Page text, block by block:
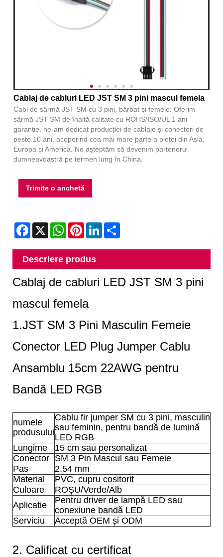
Cablaj de cabluri LED JST SM 3 pini mascul femela
Cabl de sârmă JST SM cu 3 pini, bărbat și femeie: Oferim
sârmă JST SM de înaltă calitate cu ROHS/ISO/UL 1 ani
garanție. ne-am dedicat producției de cablaje și conectori de
peste 10 ani, acoperind cea mai mare parte a pieței din Asia,
Europa și America. Ne așteptăm să devenim partenerul
dumneavoastră pe termen lung în China.
Trimite o anchetă
Facebook
X WhatsAppPinterestLinkedIn
Descriere produs
Cablaj de cabluri LED JST SM 3 pini
mascul femela
1.JST SM 3 Pini Masculin Femeie
Conector LED Plug Jumper Cablu
Ansamblu 15cm 22AWG pentru
Bandă LED RGB
numele
produsului
Cablu fir jumper SM cu 3 pini, masculin
sau feminin, pentru bandă de lumină
LED RGB
Lungime
15 cm sau personalizat
Conector SM 3 Pin Mascul sau Femeie
Pas
2,54 mm
Material
PVC, cupru cositorit
Culoare
ROȘU/Verde/Alb
Aplicație
Pentru driver de lampă LED sau
conexiune bandă LED
Serviciu
Acceptă OEM și ODM
2. Calificat cu certificat